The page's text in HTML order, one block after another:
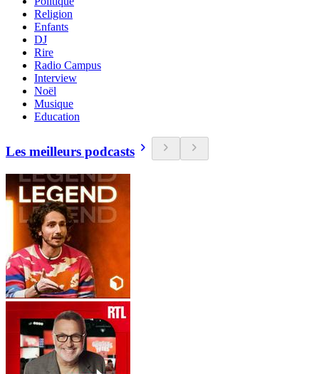
Religion
Enfants
DJ
Rire
Radio Campus
Interview
Noël
Musique
Education
Les meilleurs podcasts